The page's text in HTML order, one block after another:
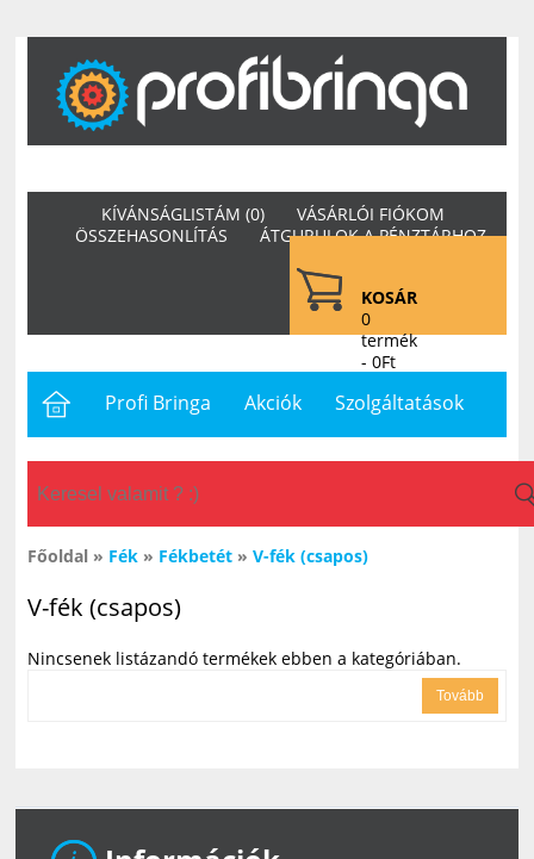
KOSÁR
0
termék
- 0Ft
KÍVÁNSÁGLISTÁM (0)
VÁSÁRLÓI FIÓKOM
ÖSSZEHASONLÍTÁS
ÁTGURULOK A PÉNZTÁRHOZ
Profi Bringa Akciók Szolgáltatások
Letöltések Hasznos Hírek
Főoldal » Fék » Fékbetét »V-fék (csapos)
V-fék (csapos)
Nincsenek listázandó termékek ebben a kategóriában.
Tovább